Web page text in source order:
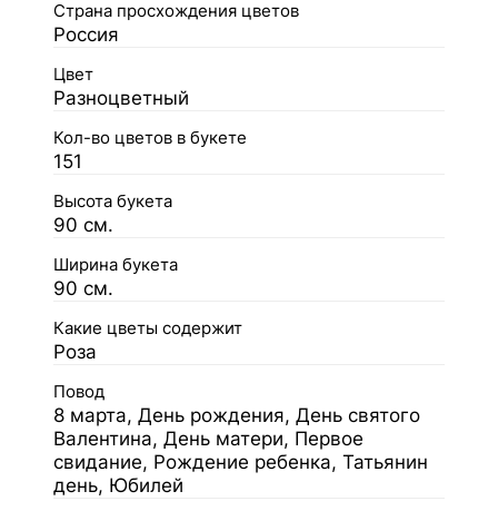
Страна просхождения цветов
Россия
Цвет
Разноцветный
Кол-во цветов в букете
151
Высота букета
90 см.
Ширина букета
90 см.
Какие цветы содержит
Роза
Повод
8 марта, День рождения, День святого
Валентина, День матери, Первое
свидание, Рождение ребенка, Татьянин
день, Юбилей